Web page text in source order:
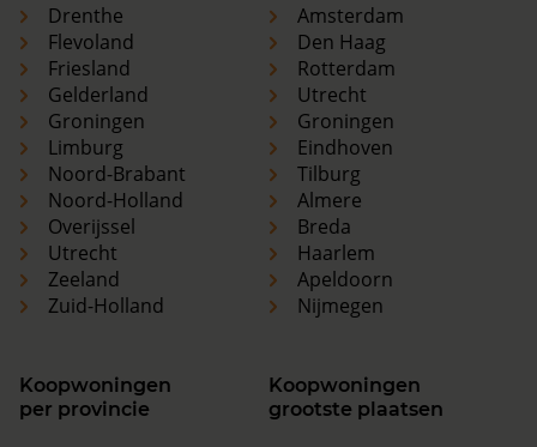
Drenthe
Flevoland
Friesland
Gelderland
Groningen
Limburg
Noord-Brabant
Noord-Holland
Overijssel
Utrecht
Zeeland
Zuid-Holland
Amsterdam
Den Haag
Rotterdam
Utrecht
Groningen
Eindhoven
Tilburg
Almere
Breda
Haarlem
Apeldoorn
Nijmegen
Koopwoningen
per provincie
Koopwoningen
grootste plaatsen